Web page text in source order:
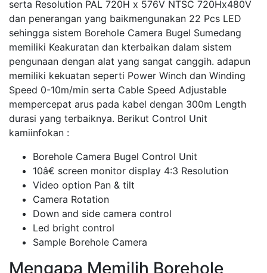
serta Resolution PAL 720H x 576V NTSC 720Hx480V
dan penerangan yang baikmengunakan 22 Pcs LED
sehingga sistem Borehole Camera Bugel Sumedang
memiliki Keakuratan dan kterbaikan dalam sistem
pengunaan dengan alat yang sangat canggih. adapun
memiliki kekuatan seperti Power Winch dan Winding
Speed 0-10m/min serta Cable Speed Adjustable
mempercepat arus pada kabel dengan 300m Length
durasi yang terbaiknya. Berikut Control Unit
kamiinfokan :
Borehole Camera Bugel Control Unit
10â€ screen monitor display 4:3 Resolution
Video option Pan & tilt
Camera Rotation
Down and side camera control
Led bright control
Sample Borehole Camera
Mengapa Memilih Borehole